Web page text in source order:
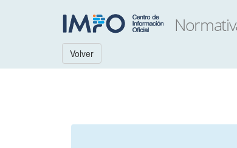
Volver